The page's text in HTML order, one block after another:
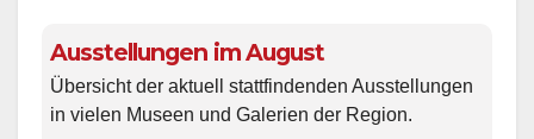
Ausstellungen im August
Übersicht der aktuell stattfindenden Ausstellungen
in vielen Museen und Galerien der Region.